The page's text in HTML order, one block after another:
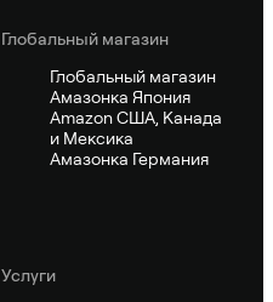
Глобальный магазин
Глобальный магазин
Амазонка Япония
Amazon США, Канада
и Мексика
Амазонка Германия
Услуги